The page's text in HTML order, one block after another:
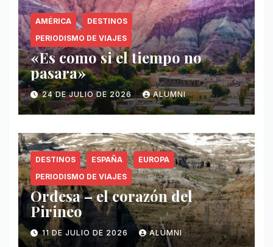
AMÉRICA
DESTINOS
PERIODISMO DE VIAJES
«Es como si el tiempo no
pasara»
24 DE JULIO DE 2026 ALUMNI
DESTINOS ESPAÑA
EUROPA
PERIODISMO DE VIAJES
Ordesa – el corazón del
Pirineo
11 DE JULIO DE 2026 ALUMNI